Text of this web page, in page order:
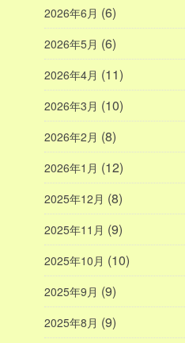
2026年6月 (6)
2026年5月 (6)
2026年4月 (11)
2026年3月 (10)
2026年2月 (8)
2026年1月 (12)
2025年12月 (8)
2025年11月 (9)
2025年10月 (10)
2025年9月 (9)
2025年8月 (9)